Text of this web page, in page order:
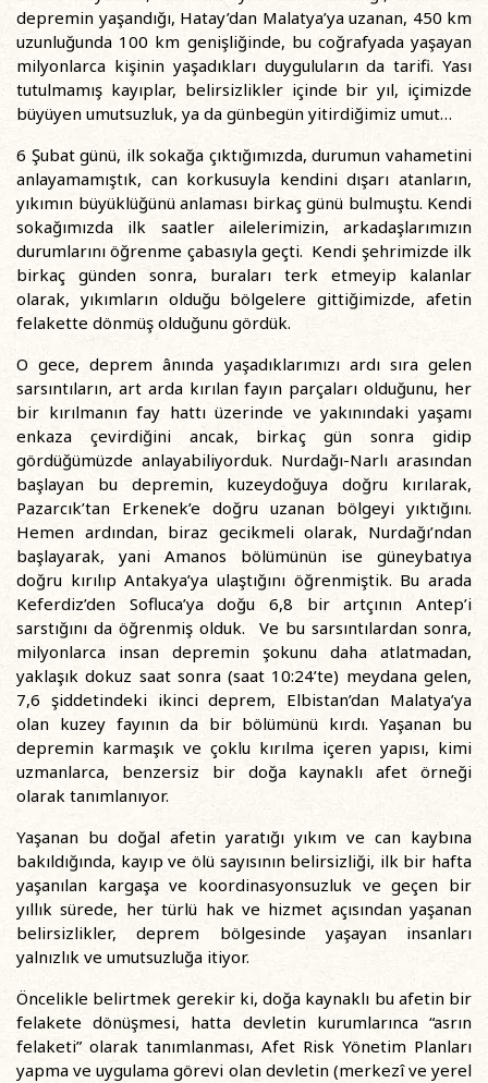
depremin yaşandığı, Hatay’dan Malatya’ya uzanan, 450 km
uzunluğunda 100 km genişliğinde, bu coğrafyada yaşayan
milyonlarca kişinin yaşadıkları duyguluların da tarifi. Yası
tutulmamış kayıplar, belirsizlikler içinde bir yıl, içimizde
büyüyen umutsuzluk, ya da günbegün yitirdiğimiz umut…
6 Şubat günü, ilk sokağa çıktığımızda, durumun vahametini
anlayamamıştık, can korkusuyla kendini dışarı atanların,
yıkımın büyüklüğünü anlaması birkaç günü bulmuştu. Kendi
sokağımızda ilk saatler ailelerimizin, arkadaşlarımızın
durumlarını öğrenme çabasıyla geçti. Kendi şehrimizde ilk
birkaç günden sonra, buraları terk etmeyip kalanlar
olarak, yıkımların olduğu bölgelere gittiğimizde, afetin
felakette dönmüş olduğunu gördük.
O gece, deprem ânında yaşadıklarımızı ardı sıra gelen
sarsıntıların, art arda kırılan fayın parçaları olduğunu, her
bir kırılmanın fay hattı üzerinde ve yakınındaki yaşamı
enkaza çevirdiğini ancak, birkaç gün sonra gidip
gördüğümüzde anlayabiliyorduk. Nurdağı-Narlı arasından
başlayan bu depremin, kuzeydoğuya doğru kırılarak,
Pazarcık’tan Erkenek’e doğru uzanan bölgeyi yıktığını.
Hemen ardından, biraz gecikmeli olarak, Nurdağı’ndan
başlayarak, yani Amanos bölümünün ise güneybatıya
doğru kırılıp Antakya’ya ulaştığını öğrenmiştik. Bu arada
Keferdiz’den Sofluca’ya doğu 6,8 bir artçının Antep’i
sarstığını da öğrenmiş olduk. Ve bu sarsıntılardan sonra,
milyonlarca insan depremin şokunu daha atlatmadan,
yaklaşık dokuz saat sonra (saat 10:24’te) meydana gelen,
7,6 şiddetindeki ikinci deprem, Elbistan’dan Malatya’ya
olan kuzey fayının da bir bölümünü kırdı. Yaşanan bu
depremin karmaşık ve çoklu kırılma içeren yapısı, kimi
uzmanlarca, benzersiz bir doğa kaynaklı afet örneği
olarak tanımlanıyor.
Yaşanan bu doğal afetin yaratığı yıkım ve can kaybına
bakıldığında, kayıp ve ölü sayısının belirsizliği, ilk bir hafta
yaşanılan kargaşa ve koordinasyonsuzluk ve geçen bir
yıllık sürede, her türlü hak ve hizmet açısından yaşanan
belirsizlikler, deprem bölgesinde yaşayan insanları
yalnızlık ve umutsuzluğa itiyor.
Öncelikle belirtmek gerekir ki, doğa kaynaklı bu afetin bir
felakete dönüşmesi, hatta devletin kurumlarınca “asrın
felaketi” olarak tanımlanması, Afet Risk Yönetim Planları
yapma ve uygulama görevi olan devletin (merkezî ve yerel